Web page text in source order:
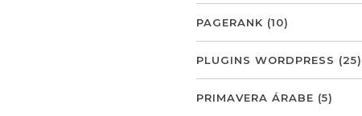
PAGERANK (10)
PLUGINS WORDPRESS (25)
PRIMAVERA ÁRABE (5)